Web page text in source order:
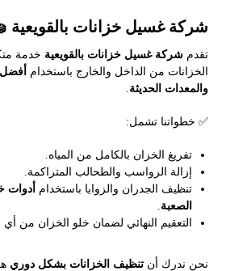
شركة غسيل خزانات بالقويعية
تقدمشركة غسيل خزانات بالقويعية خدمة
الخزانات من الداخل والخارج باستخدام أفضل
والمعدات الحديثة
✅ خطواتنا تشمل:
تفريغ الخزان بالكامل من المياه.
إزالة الرواسب والطحالب المتراكمة.
تنظيف الجدران والزوايا باستخدام أدوات
الصعبة
التعقيم النهائي لضمان خلو الخزان من
نحن ندرك أنتنظيف الخزانات بشكل دوري